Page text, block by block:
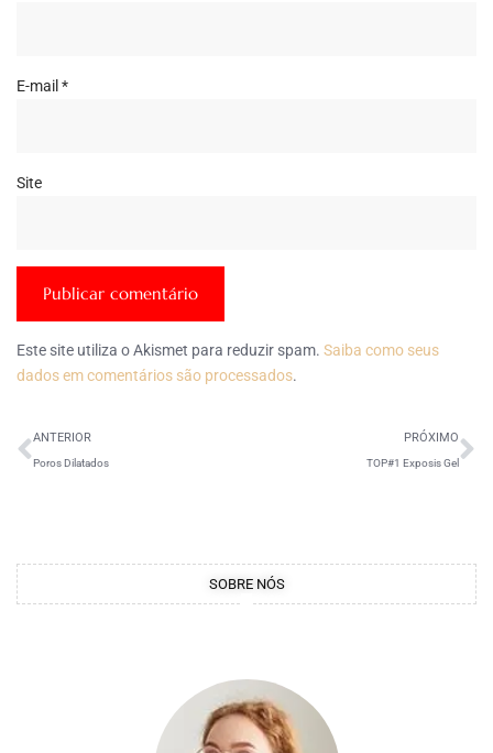
E-mail *
Site
Este site utiliza o Akismet para reduzir spam. Saiba como seus
dados em comentários são processados.
ANTERIOR
Poros Dilatados
PRÓXIMO
TOP#1 Exposis Gel
SOBRE NÓS